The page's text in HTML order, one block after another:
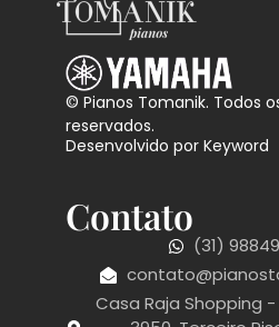
© Pianos Tomanik. Todos
reservados.
Desenvolvido por Keyword
Contato
(31)
Casa Raja Shopping